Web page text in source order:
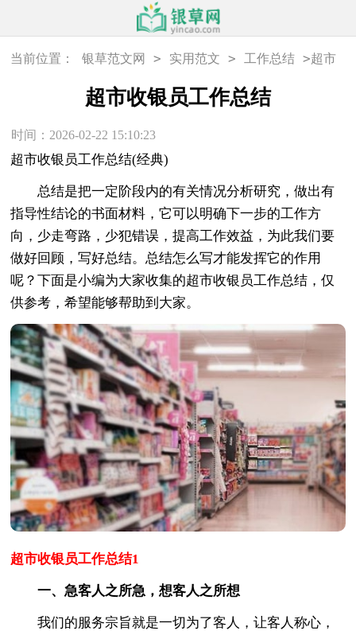
当前位置： 银草范文网 > 实用范文 > 工作总结 >超市
收银员工作总结
超市收银员工作总结
时间：2026-02-22 15:10:23
超市收银员工作总结(经典)
总结是把一定阶段内的有关情况分析研究，做出有
指导性结论的书面材料，它可以明确下一步的工作方
向，少走弯路，少犯错误，提高工作效益，为此我们要
做好回顾，写好总结。总结怎么写才能发挥它的作用
呢？下面是小编为大家收集的超市收银员工作总结，仅
供参考，希望能够帮助到大家。
超市收银员工作总结1
一、急客人之所急，想客人之所想
我们的服务宗旨就是一切为了客人，让客人称心，